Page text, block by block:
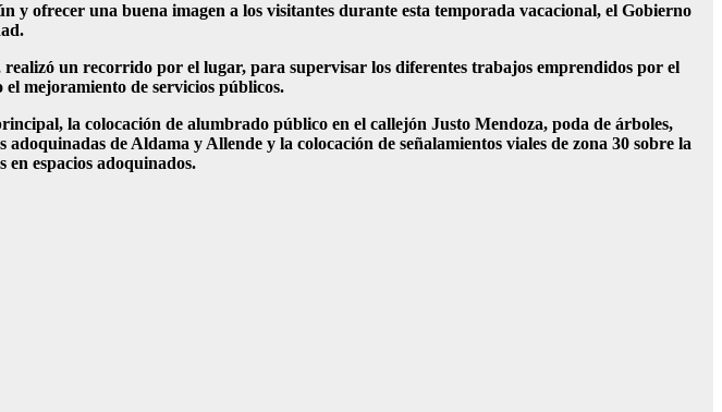
ofrecer una buena imagen a los visitantes durante esta temporada vacacional, el Gobierno
un recorrido por el lugar, para supervisar los diferentes trabajos emprendidos por el
mejoramiento de servicios públicos.
la colocación de alumbrado público en el callejón Justo Mendoza, poda de árboles,
de Aldama y Allende y la colocación de señalamientos viales de zona 30 sobre la
espacios adoquinados.